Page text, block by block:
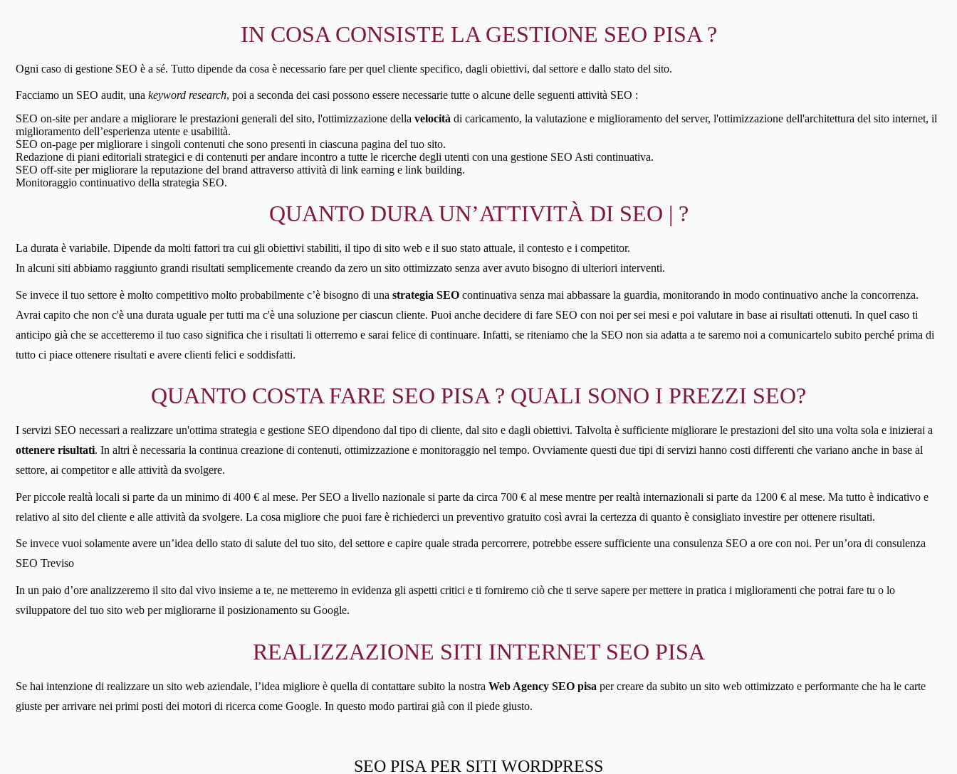
IN COSA CONSISTE LA GESTIONE SEO PISA ?
Ogni caso di gestione SEO è a sé. Tutto dipende da cosa è necessario fare per quel cliente specifico, dagli obiettivi, dal settore e dallo stato del sito.
Facciamo un SEO audit, una keyword research, poi a seconda dei casi possono essere necessarie tutte o alcune delle seguenti attività SEO :
SEO on-site per andare a migliorare le prestazioni generali del sito, l'ottimizzazione della velocità di caricamento, la valutazione e miglioramento del server, l'ottimizzazione dell'architettura del sito internet, il
miglioramento dell’esperienza utente e usabilità.
SEO on-page per migliorare i singoli contenuti che sono presenti in ciascuna pagina del tuo sito.
Redazione di piani editoriali strategici e di contenuti per andare incontro a tutte le ricerche degli utenti con una gestione SEO Asti continuativa.
SEO off-site per migliorare la reputazione del brand attraverso attività di link earning e link building.
Monitoraggio continuativo della strategia SEO.
QUANTO DURA UN’ATTIVITÀ DI SEO | ?
La durata è variabile. Dipende da molti fattori tra cui gli obiettivi stabiliti, il tipo di sito web e il suo stato attuale, il contesto e i competitor.
In alcuni siti abbiamo raggiunto grandi risultati semplicemente creando da zero un sito ottimizzato senza aver avuto bisogno di ulteriori interventi.
Se invece il tuo settore è molto competitivo molto probabilmente c’è bisogno di una strategia SEO continuativa senza mai abbassare la guardia, monitorando in modo continuativo anche la concorrenza.
Avrai capito che non c'è una durata uguale per tutti ma c'è una soluzione per ciascun cliente. Puoi anche decidere di fare SEO con noi per sei mesi e poi valutare in base ai risultati ottenuti. In quel caso ti
anticipo già che se accetteremo il tuo caso significa che i risultati li otterremo e sarai felice di continuare. Infatti, se riteniamo che la SEO non sia adatta a te saremo noi a comunicartelo subito perché prima di
tutto ci piace ottenere risultati e avere clienti felici e soddisfatti.
QUANTO COSTA FARE SEO PISA ? QUALI SONO I PREZZI SEO?
I servizi SEO necessari a realizzare un'ottima strategia e gestione SEO dipendono dal tipo di cliente, dal sito e dagli obiettivi. Talvolta è sufficiente migliorare le prestazioni del sito una volta sola e inizierai a
ottenere risultati. In altri è necessaria la continua creazione di contenuti, ottimizzazione e monitoraggio nel tempo. Ovviamente questi due tipi di servizi hanno costi differenti che variano anche in base al
settore, ai competitor e alle attività da svolgere.
Per piccole realtà locali si parte da un minimo di 400 € al mese. Per SEO a livello nazionale si parte da circa 700 € al mese mentre per realtà internazionali si parte da 1200 € al mese. Ma tutto è indicativo e
relativo al sito del cliente e alle attività da svolgere. La cosa migliore che puoi fare è richiederci un preventivo gratuito così avrai la certezza di quanto è consigliato investire per ottenere risultati.
Se invece vuoi solamente avere un’idea dello stato di salute del tuo sito, del settore e capire quale strada percorrere, potrebbe essere sufficiente una consulenza SEO a ore con noi. Per un’ora di consulenza
SEO Treviso
In un paio d’ore analizzeremo il sito dal vivo insieme a te, ne metteremo in evidenza gli aspetti critici e ti forniremo ciò che ti serve sapere per mettere in pratica i miglioramenti che potrai fare tu o lo
sviluppatore del tuo sito web per migliorarne il posizionamento su Google.
REALIZZAZIONE SITI INTERNET SEO PISA
Se hai intenzione di realizzare un sito web aziendale, l’idea migliore è quella di contattare subito la nostra Web Agency SEO pisa per creare da subito un sito web ottimizzato e performante che ha le carte
giuste per arrivare nei primi posti dei motori di ricerca come Google. In questo modo partirai già con il piede giusto.
SEO PISA PER SITI WORDPRESS